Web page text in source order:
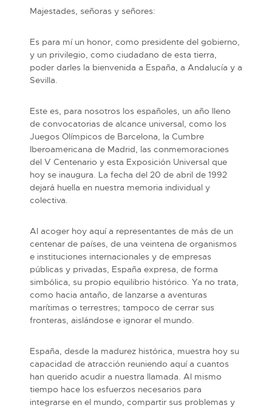
Majestades, señoras y señores:
Es para mí un honor, como presidente del gobierno,
y un privilegio, como ciudadano de esta tierra,
poder darles la bienvenida a España, a Andalucía y a
Sevilla.
Este es, para nosotros los españoles, un año lleno
de convocatorias de alcance universal, como los
Juegos Olímpicos de Barcelona, la Cumbre
Iberoamericana de Madrid, las conmemoraciones
del V Centenario y esta Exposición Universal que
hoy se inaugura. La fecha del 20 de abril de 1992
dejará huella en nuestra memoria individual y
colectiva.
Al acoger hoy aquí a representantes de más de un
centenar de países, de una veintena de organismos
e instituciones internacionales y de empresas
públicas y privadas, España expresa, de forma
simbólica, su propio equilibrio histórico. Ya no trata,
como hacia antaño, de lanzarse a aventuras
marítimas o terrestres; tampoco de cerrar sus
fronteras, aislándose e ignorar el mundo.
España, desde la madurez histórica, muestra hoy su
capacidad de atracción reuniendo aquí a cuantos
han querido acudir a nuestra llamada. Al mismo
tiempo hace los esfuerzos necesarios para
integrarse en el mundo, compartir sus problemas y